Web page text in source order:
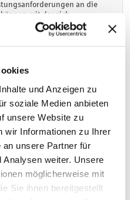
und Anzeigen zu
soziale Medien anbieten
unsere Website zu
wir Informationen zu Ihrer
an unsere Partner für
Analysen weiter. Unsere
möglicherweise mit
Sie ihnen bereitgestellt
an die
mit der sich
(länger) „Schritt halten“. Für
Herausforderung dar.
Praxisprobleme im
den Parteien zu führenden
der Sparkasse gegeben
der Mitglieder des